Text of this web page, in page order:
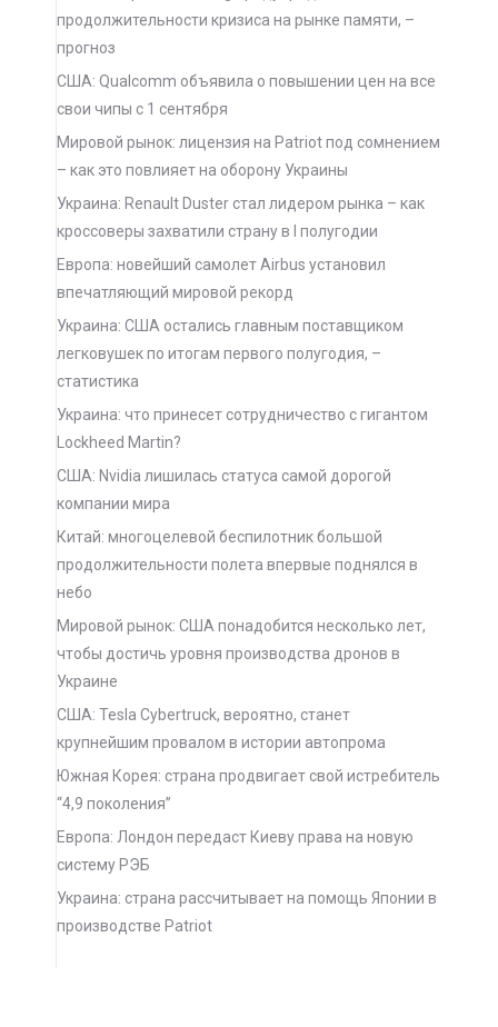
продолжительности кризиса на рынке памяти, –
прогноз
США: Qualcomm объявила о повышении цен на все
свои чипы с 1 сентября
Мировой рынок: лицензия на Patriot под сомнением
– как это повлияет на оборону Украины
Украина: Renault Duster стал лидером рынка – как
кроссоверы захватили страну в I полугодии
Европа: новейший самолет Airbus установил
впечатляющий мировой рекорд
Украина: США остались главным поставщиком
легковушек по итогам первого полугодия, –
статистика
Украина: что принесет сотрудничество с гигантом
Lockheed Martin?
США: Nvidia лишилась статуса самой дорогой
компании мира
Китай: многоцелевой беспилотник большой
продолжительности полета впервые поднялся в
небо
Мировой рынок: США понадобится несколько лет,
чтобы достичь уровня производства дронов в
Украине
США: Tesla Cybertruck, вероятно, станет
крупнейшим провалом в истории автопрома
Южная Корея: страна продвигает свой истребитель
“4,9 поколения”
Европа: Лондон передаст Киеву права на новую
систему РЭБ
Украина: страна рассчитывает на помощь Японии в
производстве Patriot